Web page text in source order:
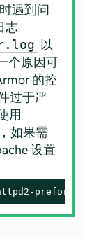
遇到问
志
以
个原因可
的控
过于严
用
如果需
设置
prefork